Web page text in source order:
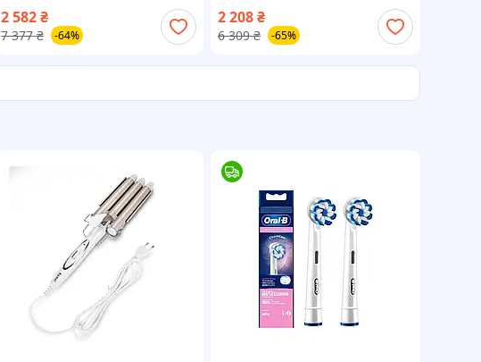
2 582 ₴
7 377 ₴ -64%
2 208₴
6 309 ₴ -65%